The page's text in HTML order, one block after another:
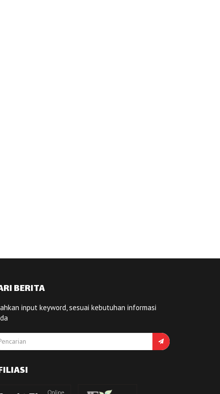
BERITA
input keyword, sesuai kebutuhan informasi